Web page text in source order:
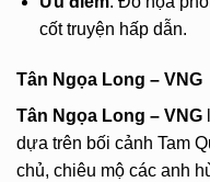
cốt truyện hấp dẫn.
Tân Ngọa Long – VNG
Tân Ngọa Long – VNG
dựa trên bối cảnh Tam
chủ, chiêu mộ các anh